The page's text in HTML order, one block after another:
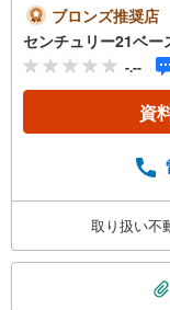
ご見学可！
す！◇住宅
り（地方銀
0.875％～
不動産キ
ただくと
もらう」
ブロンズ推奨店
センチュリー21ベ
-.--
資
取り扱い不